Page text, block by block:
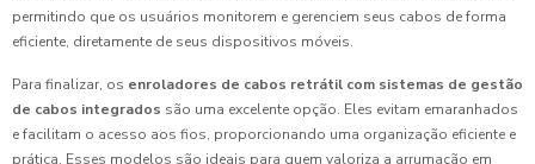
permitindo que os usuários monitorem e gerenciem seus cabos de forma
eficiente, diretamente de seus dispositivos móveis.
Para finalizar, os enroladores de cabos retrátil com sistemas de gestão
de cabos integrados são uma excelente opção. Eles evitam emaranhados
e facilitam o acesso aos fios, proporcionando uma organização eficiente e
prática. Esses modelos são ideais para quem valoriza a arrumação em